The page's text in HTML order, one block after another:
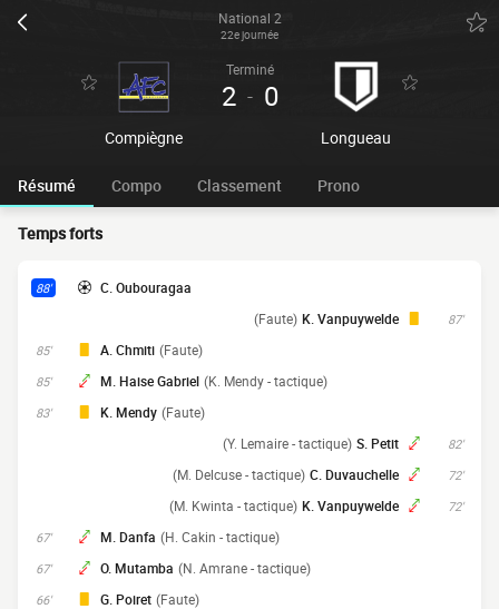
National 2
22e journée
Compiègne
Terminé
2 - 0
Longueau
Résumé Compo Classement Prono
Temps forts
88' C. Oubouragaa
87'
K. Vanpuywelde
(Faute)
85' A. Chmiti (Faute)
85' M. Haise Gabriel (K. Mendy - tactique)
83' K. Mendy (Faute)
82'
S. Petit
(Y. Lemaire - tactique)
72'
C. Duvauchelle
(M. Delcuse - tactique)
72'
K. Vanpuywelde
(M. Kwinta - tactique)
67' M. Danfa (H. Cakin - tactique)
67' O. Mutamba (N. Amrane - tactique)
66' G. Poiret (Faute)